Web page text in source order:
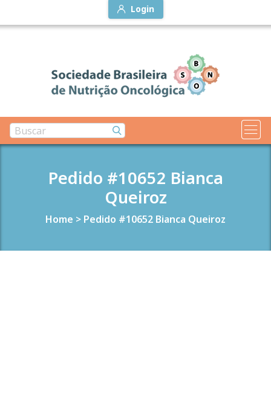
Login
Pedido #10652 Bianca
Queiroz
Home > Pedido #10652 Bianca Queiroz